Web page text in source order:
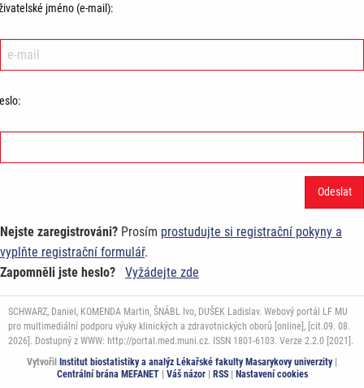
jméno (e-mail):
Nejste zaregistrováni? Prosím prostudujte si registrační pokyny a
vyplňte registrační formulář.
Zapomněli jste heslo?
Vyžádejte zde
SCHWARZ, Daniel, KOMENDA Martin, ŠNÁBL Ivo, DUŠEK Ladislav. Webový portál LF MU
pro multimediální podporu výuky klinických a zdravotnických oborů [online], [cit.09. 08.
2026]. Dostupný z WWW: http://portal.med.muni.cz. ISSN 1801-6103. Verze 2.2.0 [2021].
Vytvořil
Institut biostatistiky a analýz Lékařské fakulty Masarykovy univerzity|
Centrální brána MEFANET| Váš názor| RSS| Nastavení cookies